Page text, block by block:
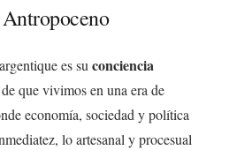
es su conciencia
que vivimos en una era de
economía, sociedad y política
lo artesanal y procesual